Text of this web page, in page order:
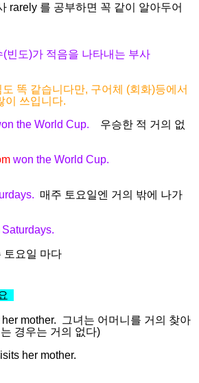
rarely 를 공부하면 꼭 같이 알아두어
빈도)가 적음을 나타내는 부사
똑 같습니다만, 구어체 (회화)등에서
이 쓰입니다.
the World Cup.
우승한 적 거의 없
won the World Cup.
매주 토요일엔 거의 밖에 나가
토요일 마다
mother. 그녀는 어머니를 거의 찾아
경우는 거의 없다)
her mother.